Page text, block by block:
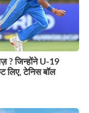
? जिन्होंने U-19
लिए, टेनिस बॉल